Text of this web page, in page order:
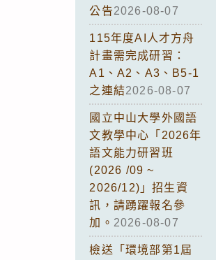
公告2026-08-07
115年度AI人才方舟
計畫需完成研習：
A1、A2、A3、B5-1
之連結2026-08-07
國立中山大學外國語
文教學中心「2026年
語文能力研習班
(2026 /09 ~
2026/12)」招生資
訊，請踴躍報名參
加。 2026-08-07
檢送「環境部第1屆